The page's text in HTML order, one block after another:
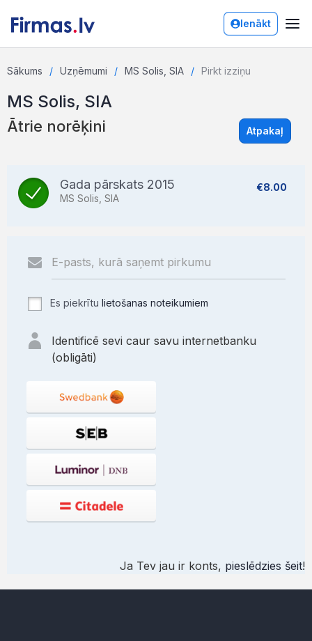
Ienākt
Sākums Uzņēmumi MS Solis, SIA Pirkt izziņu
MS Solis, SIA
Ātrie norēķini Atpakaļ
Gada pārskats 2015
MS Solis, SIA
€8.00
Es piekrītu lietošanas noteikumiem
Identificē sevi caur savu internetbanku
(obligāti)
Ja Tev jau ir konts, pieslēdzies šeit!